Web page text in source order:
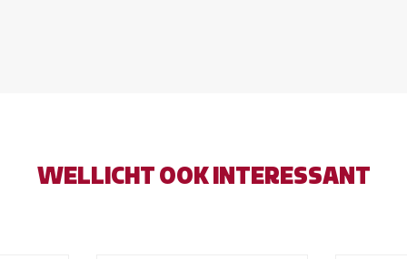
WELLICHT OOK INTERESSANT